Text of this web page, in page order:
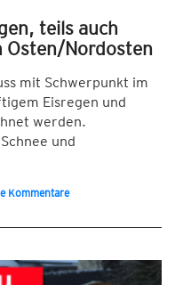
teils auch
Osten/Nordosten
mit Schwerpunkt im
Eisregen und
werden.
und
Kommentare